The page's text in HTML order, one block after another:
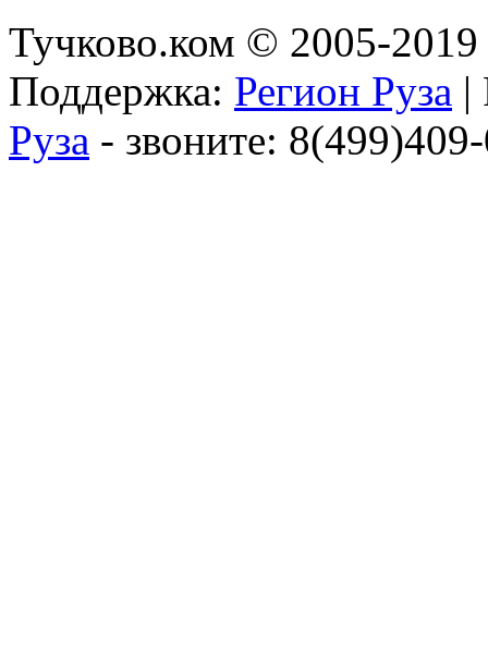
Тучково.ком © 2005-2019
Поддержка: Регион Руза |
Руза - звоните: